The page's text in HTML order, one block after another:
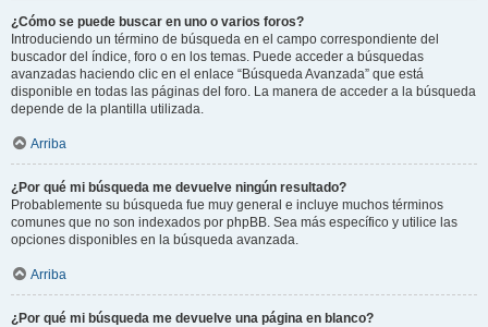
¿Cómo se puede buscar en uno o varios foros?
Introduciendo un término de búsqueda en el campo correspondiente del
buscador del índice, foro o en los temas. Puede acceder a búsquedas
avanzadas haciendo clic en el enlace “Búsqueda Avanzada” que está
disponible en todas las páginas del foro. La manera de acceder a la búsqueda
depende de la plantilla utilizada.
Arriba
¿Por qué mi búsqueda me devuelve ningún resultado?
Probablemente su búsqueda fue muy general e incluye muchos términos
comunes que no son indexados por phpBB. Sea más específico y utilice las
opciones disponibles en la búsqueda avanzada.
Arriba
¿Por qué mi búsqueda me devuelve una página en blanco?